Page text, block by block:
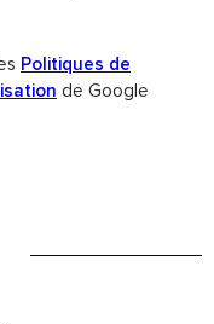
Politiques de
de Google